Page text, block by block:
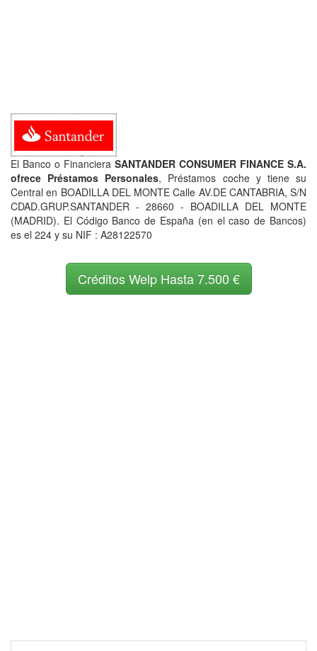
El Banco o Financiera SANTANDER CONSUMER FINANCE S.A.
ofrece Préstamos Personales, Préstamos coche y tiene su
Central en BOADILLA DEL MONTE Calle AV.DE CANTABRIA, S/N
CDAD.GRUP.SANTANDER - 28660 - BOADILLA DEL MONTE
(MADRID). El Código Banco de España (en el caso de Bancos)
es el 224 y su NIF : A28122570
Créditos Welp Hasta 7.500 €